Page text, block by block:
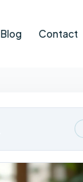
Blog Contact